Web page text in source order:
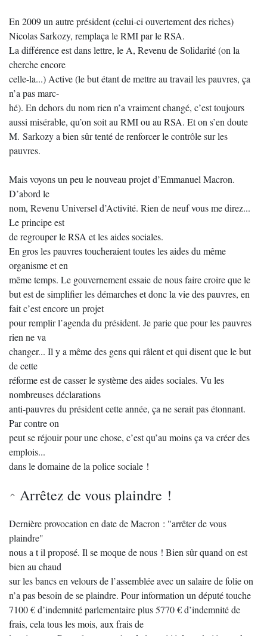
En 2009 un autre président (celui-ci ouvertement des riches)
Nicolas Sarkozy, remplaça le RMI par le RSA.
La différence est dans lettre, le A, Revenu de Solidarité (on la
cherche encore
celle-la...) Active (le but étant de mettre au travail les pauvres, ça
n’a pas marc-
hé). En dehors du nom rien n’a vraiment changé, c’est toujours
aussi misérable, qu’on soit au RMI ou au RSA. Et on s’en doute
M. Sarkozy a bien sûr tenté de renforcer le contrôle sur les
pauvres.
Mais voyons un peu le nouveau projet d’Emmanuel Macron.
D’abord le
nom, Revenu Universel d’Activité. Rien de neuf vous me direz...
Le principe est
de regrouper le RSA et les aides sociales.
En gros les pauvres toucheraient toutes les aides du même
organisme et en
même temps. Le gouvernement essaie de nous faire croire que le
but est de simplifier les démarches et donc la vie des pauvres, en
fait c’est encore un projet
pour remplir l’agenda du président. Je parie que pour les pauvres
rien ne va
changer... Il y a même des gens qui râlent et qui disent que le but
de cette
réforme est de casser le système des aides sociales. Vu les
nombreuses déclarations
anti-pauvres du président cette année, ça ne serait pas étonnant.
Par contre on
peut se réjouir pour une chose, c’est qu’au moins ça va créer des
emplois...
dans le domaine de la police sociale !
Arrêtez de vous plaindre !
Dernière provocation en date de Macron : "arrêter de vous
plaindre"
nous a t il proposé. Il se moque de nous ! Bien sûr quand on est
bien au chaud
sur les bancs en velours de l’assemblée avec un salaire de folie on
n’a pas besoin de se plaindre. Pour information un député touche
7100 € d’indemnité parlementaire plus 5770 € d’indemnité de
frais, cela tous les mois, aux frais de